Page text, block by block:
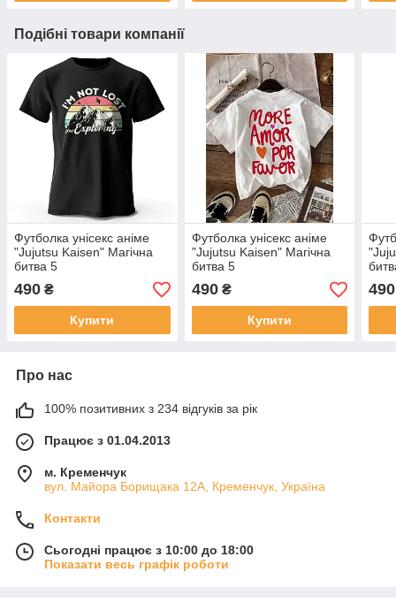
Подібні товари компанії
Футболка унісекс аніме
"Jujutsu Kaisen" Магічна
битва 5
490 ₴
Купити
Футболка унісекс аніме
"Jujutsu Kaisen" Магічна
битва 5
490₴
Купити
490
Про нас
100% позитивних з 234 відгуків за рік
Працює з 01.04.2013
м. Кременчук
вул. Майора Борищака 12А, Кременчук, Україна
Контакти
Сьогодні працює з 10:00 до 18:00
Показати весь графік роботи